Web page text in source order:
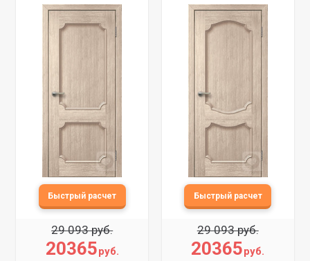
29 093 руб.
20365руб.
29 093 руб.
20365руб.